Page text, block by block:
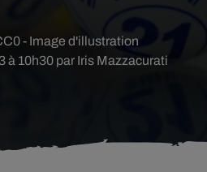
à 10h30 par Iris Mazzacurati
- Image d'illustration